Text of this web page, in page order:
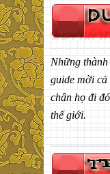
Những
guide mời
chân họ đi
thế giới.